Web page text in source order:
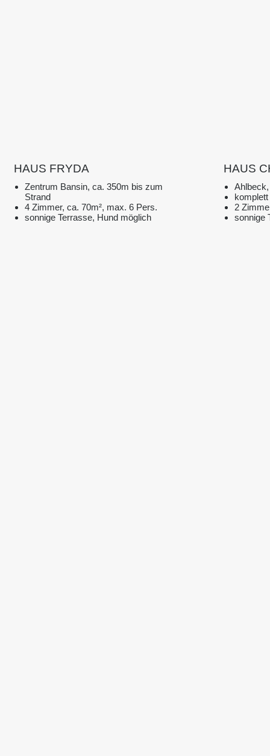
HAUS FRYDA
Zentrum Bansin, ca. 350m bis zum
Strand
4 Zimmer, ca. 70m², max. 6 Pers.
sonnige Terrasse, Hund möglich
HAUS
2
sonnige